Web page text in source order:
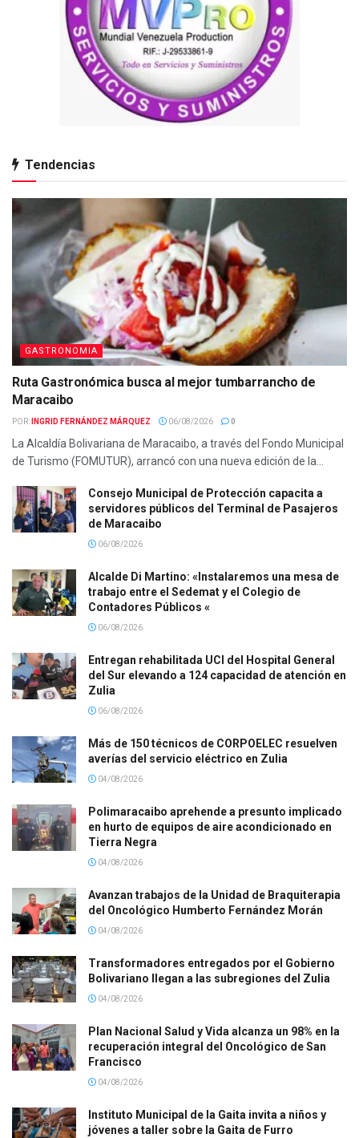
Tendencias
GASTRONOMIA
Ruta Gastronómica busca al mejor tumbarrancho de
Maracaibo
POR: INGRID FERNÁNDEZ MÁRQUEZ 06/08/2026 0
La Alcaldía Bolivariana de Maracaibo, a través del Fondo Municipal
de Turismo (FOMUTUR), arrancó con una nueva edición de la...
Consejo Municipal de Protección capacita a
servidores públicos del Terminal de Pasajeros
de Maracaibo
06/08/2026
Alcalde Di Martino: «Instalaremos una mesa de
trabajo entre el Sedemat y el Colegio de
Contadores Públicos «
06/08/2026
Entregan rehabilitada UCI del Hospital General
del Sur elevando a 124 capacidad de atención en
Zulia
06/08/2026
Más de 150 técnicos de CORPOELEC resuelven
averías del servicio eléctrico en Zulia
04/08/2026
Polimaracaibo aprehende a presunto implicado
en hurto de equipos de aire acondicionado en
Tierra Negra
04/08/2026
Avanzan trabajos de la Unidad de Braquiterapia
del Oncológico Humberto Fernández Morán
04/08/2026
Transformadores entregados por el Gobierno
Bolivariano llegan a las subregiones del Zulia
04/08/2026
Plan Nacional Salud y Vida alcanza un 98% en la
recuperación integral del Oncológico de San
Francisco
04/08/2026
Instituto Municipal de la Gaita invita a niños y
jóvenes a taller sobre la Gaita de Furro